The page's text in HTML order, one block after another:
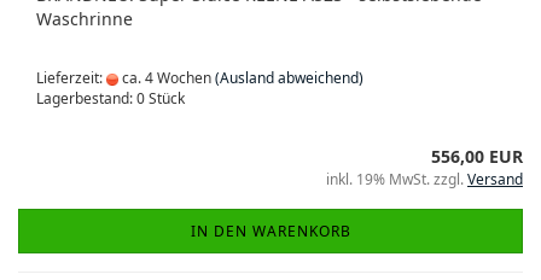
Waschrinne
Lieferzeit: ca. 4 Wochen(Ausland abweichend)
Lagerbestand: 0 Stück
556,00 EUR
inkl. 19% MwSt. zzgl.Versand
IN DEN WARENKORB